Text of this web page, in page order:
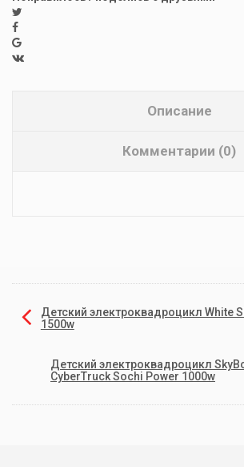
Описание
Комментарии (0)
Детский электроквадроцикл White
1500w
Детский электроквадроцикл
CyberTruck Sochi Power 1000w